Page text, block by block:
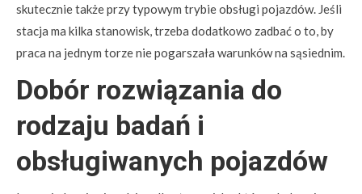
skutecznie także przy typowym trybie obsługi pojazdów. Jeśli
stacja ma kilka stanowisk, trzeba dodatkowo zadbać o to, by
praca na jednym torze nie pogarszała warunków na sąsiednim.
Dobór rozwiązania do
rodzaju badań i
obsługiwanych pojazdów